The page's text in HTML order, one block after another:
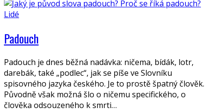
Lidé
Padouch
Padouch je dnes běžná nadávka: ničema, bídák, lotr,
darebák, také „podlec“, jak se píše ve Slovníku
spisovného jazyka českého. Je to prostě špatný člověk.
Původně však možná šlo o ničemu specifického, o
člověka odsouzeného k smrti…